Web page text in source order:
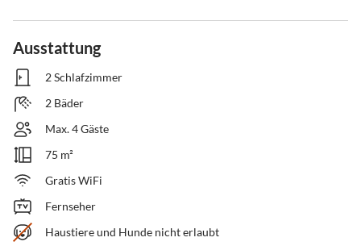
Ausstattung
2 Schlafzimmer
2 Bäder
Max. 4 Gäste
75 m²
Gratis WiFi
Fernseher
Haustiere und Hunde nicht erlaubt